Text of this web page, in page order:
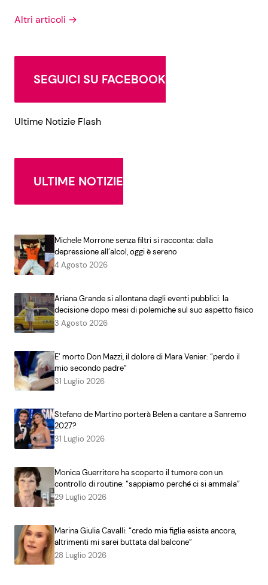
Altri articoli →
SEGUICI SU FACEBOOK
Ultime Notizie Flash
ULTIME NOTIZIE
Michele Morrone senza filtri si racconta: dalla
depressione all’alcol, oggi è sereno
4 Agosto 2026
Ariana Grande si allontana dagli eventi pubblici: la
decisione dopo mesi di polemiche sul suo aspetto fisico
3 Agosto 2026
E’ morto Don Mazzi, il dolore di Mara Venier: “perdo il
mio secondo padre”
31 Luglio 2026
Stefano de Martino porterà Belen a cantare a Sanremo
2027?
31 Luglio 2026
Monica Guerritore ha scoperto il tumore con un
controllo di routine: “sappiamo perché ci si ammala”
29 Luglio 2026
Marina Giulia Cavalli: “credo mia figlia esista ancora,
altrimenti mi sarei buttata dal balcone”
28 Luglio 2026